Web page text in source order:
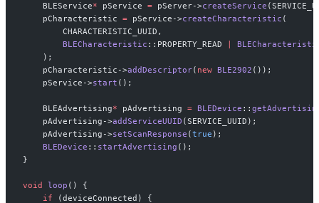
    BLEService
* pService = pServer->createService
    pCharacteristic
= pService->createCharacteristic (
        CHARACTERISTIC_UUID,
        BLECharacteristic
::PROPERTY_READ
    );
    pCharacteristic->
addDescriptor( new BLE2902 ());
    pService->
start ();
    BLEAdvertising
* pAdvertising = BLEDevice ::
    pAdvertising->
addServiceUUID (SERVICE_UUID);
    pAdvertising->
setScanResponse (true );
    BLEDevice
:: startAdvertising ();
}
void loop () {
    if
(deviceConnected) {